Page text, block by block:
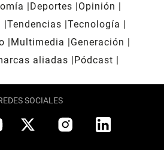
Deportes
Opinión
Tendencias Tecnología
Multimedia
Generación
aliadas
Pódcast
SOCIALES